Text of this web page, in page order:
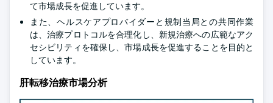
て市場成長を促進しています。
また、ヘルスケアプロバイダーと規制当局との共同作業
は、治療プロトコルを合理化し、新規治療への広範なアク
セシビリティを確保し、市場成長を促進することを目的と
しています。
肝転移治療市場分析